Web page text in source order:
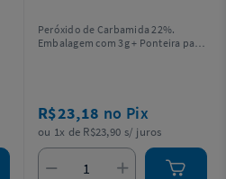
Peróxido de Carbamida 22%.
Embalagem com 3g + Ponteira para
R$23,18 no Pix
ou 1x de R$23,90 s/ juros